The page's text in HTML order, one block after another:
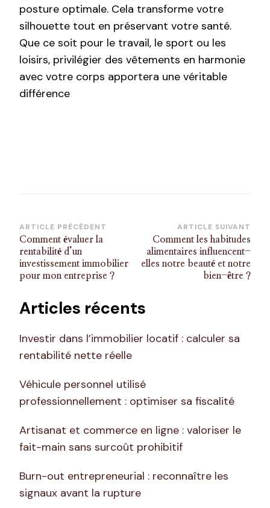
posture optimale. Cela transforme votre
silhouette tout en préservant votre santé.
Que ce soit pour le travail, le sport ou les
loisirs, privilégier des vêtements en harmonie
avec votre corps apportera une véritable
différence
Navigation
d’article
ARTICLE PRÉCÉDENT
Comment évaluer la
rentabilité d’un
investissement immobilier
pour mon entreprise ?
ARTICLE SUIVANT
Comment les habitudes
alimentaires influencent-
elles notre beauté et notre
bien-être ?
Articles récents
Investir dans l’immobilier locatif : calculer sa
rentabilité nette réelle
Véhicule personnel utilisé
professionnellement : optimiser sa fiscalité
Artisanat et commerce en ligne : valoriser le
fait-main sans surcoût prohibitif
Burn-out entrepreneurial : reconnaître les
signaux avant la rupture